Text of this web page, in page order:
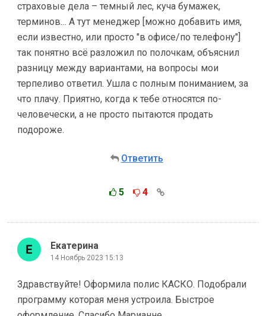
страховые дела – темный лес, куча бумажек,
терминов… А тут менеджер [можно добавить имя,
если известно, или просто "в офисе/по телефону"]
так понятно всё разложил по полочкам, объяснил
разницу между вариантами, на вопросы мои
терпеливо ответил. Ушла с полным пониманием, за
что плачу. Приятно, когда к тебе относятся по-
человечески, а не просто пытаются продать
подороже.
Ответить
5 4
Екатерина
14 Ноябрь 2023 15:13
Здравствуйте! Оформила полис КАСКО. Подобрали
программу которая меня устроила. Быстрое